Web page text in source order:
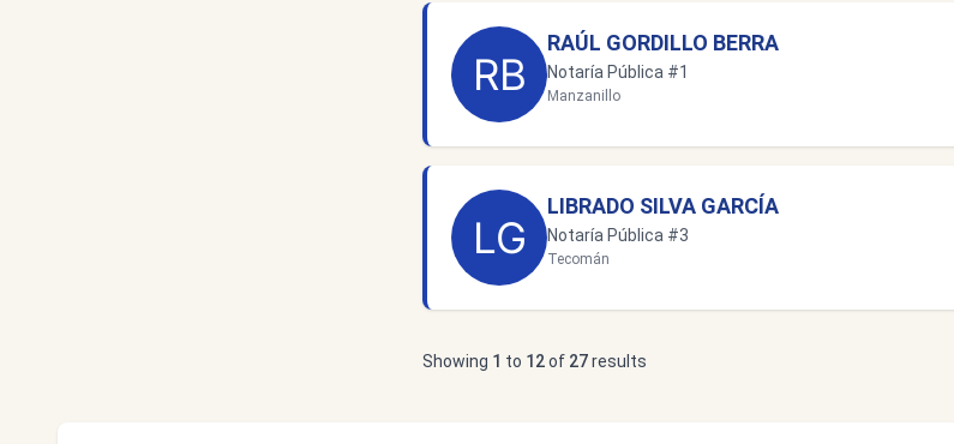
RAÚL GORDILLO BERRA
Notaría Pública #1
Manzanillo
LIBRADO SILVA GARCÍA
Notaría Pública #3
Tecomán
Showing 1 to 12of 27results